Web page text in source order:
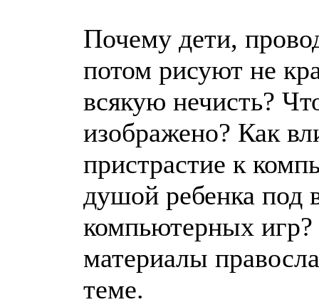
Почему дети,
потом рисуют не
всякую нечисть?
изображено? Как
пристрастие к
душой ребенка под
компьютерных
материалы
теме.